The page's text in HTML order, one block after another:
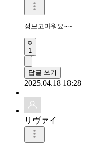
정보고마워요~~
1
답글 쓰기
2025.04.18 18:28
リヴァイ